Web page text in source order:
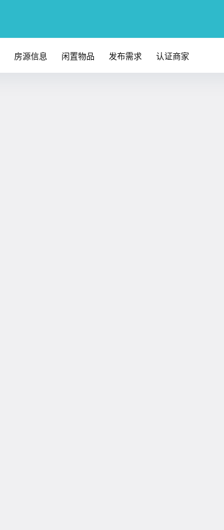
房源信息 闲置物品 发布需求 认证商家